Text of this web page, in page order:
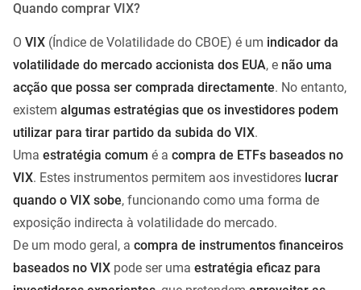
Quando comprar VIX?
O VIX (Índice de Volatilidade do CBOE) é um indicador da
volatilidade do mercado accionista dos EUA, e não uma
acção que possa ser comprada directamente. No entanto,
existem algumas estratégias que os investidores podem
utilizar para tirar partido da subida do VIX.
Uma estratégia comum é a compra de ETFs baseados no
VIX. Estes instrumentos permitem aos investidores lucrar
quando o VIX sobe, funcionando como uma forma de
exposição indirecta à volatilidade do mercado.
De um modo geral, a compra de instrumentos financeiros
baseados no VIX pode ser uma estratégia eficaz para